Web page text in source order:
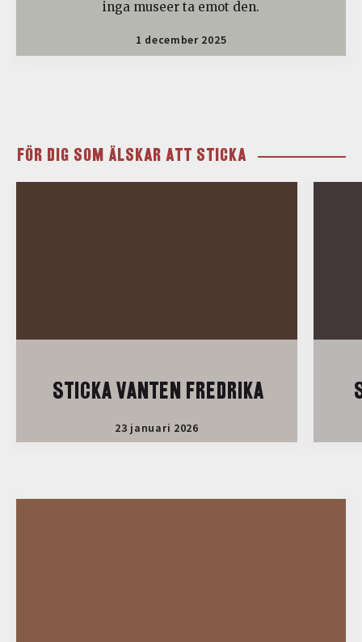
inga museer ta emot den.
1 december 2025
FÖR DIG SOM ÄLSKAR ATT STICKA
STICKA VANTEN FREDRIKA
23 januari 2026